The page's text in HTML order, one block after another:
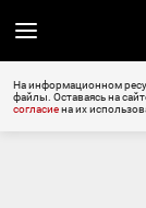
На информационном
файлы. Оставаясь на
согласиена их